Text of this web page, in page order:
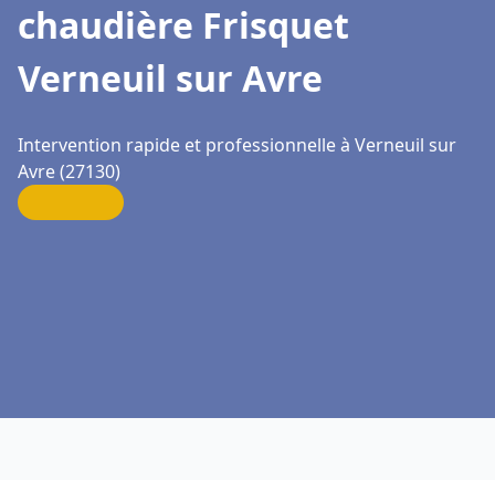
chaudière Frisquet
Verneuil sur Avre
Intervention rapide et professionnelle à Verneuil sur
Avre (27130)